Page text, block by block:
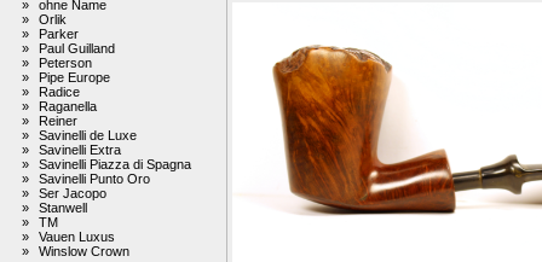
»
ohne Name
»
Orlik
»
Parker
»
Paul Guilland
»
Peterson
»
Pipe Europe
»
Radice
»
Raganella
»
Reiner
»
Savinelli de Luxe
»
Savinelli Extra
»
Savinelli Piazza di Spagna
»
Savinelli Punto Oro
»
Ser Jacopo
»
Stanwell
»
TM
»
Vauen Luxus
»
Winslow Crown